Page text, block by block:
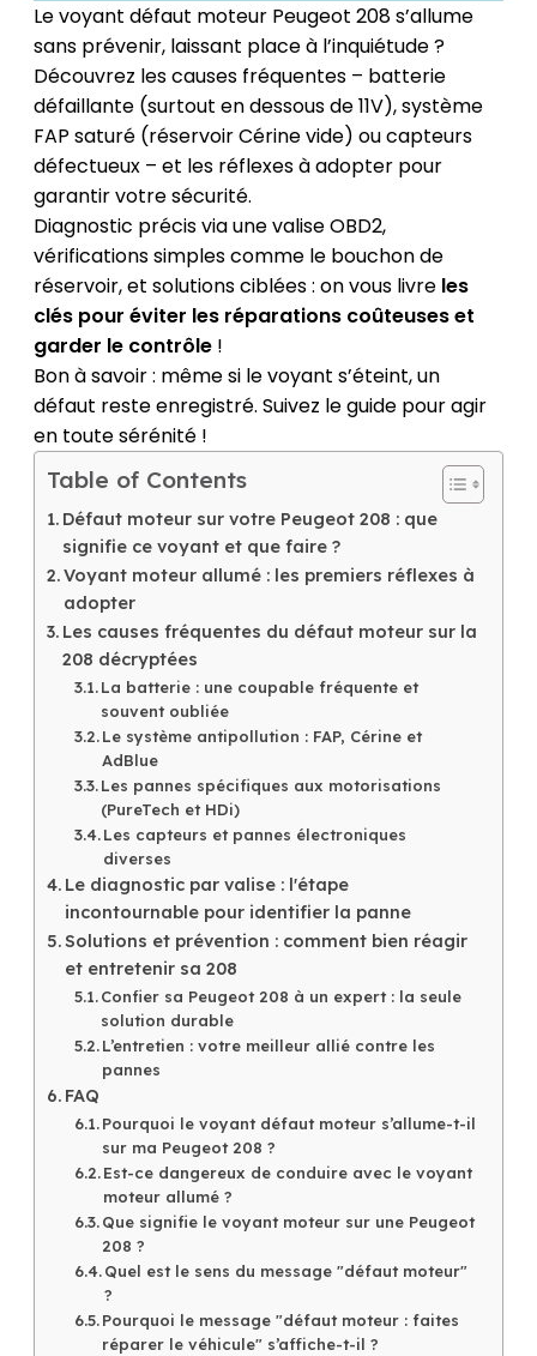
Le voyant défaut moteur Peugeot 208 s’allume
sans prévenir, laissant place à l’inquiétude ?
Découvrez les causes fréquentes – batterie
défaillante (surtout en dessous de 11V), système
FAP saturé (réservoir Cérine vide) ou capteurs
défectueux – et les réflexes à adopter pour
garantir votre sécurité.
Diagnostic précis via une valise OBD2,
vérifications simples comme le bouchon de
réservoir, et solutions ciblées : on vous livre les
clés pour éviter les réparations coûteuses et
garder le contrôle!
Bon à savoir : même si le voyant s’éteint, un
défaut reste enregistré. Suivez le guide pour agir
en toute sérénité !
Table of Contents
Défaut moteur sur votre Peugeot 208 : que
signifie ce voyant et que faire ?
Voyant moteur allumé : les premiers réflexes à
adopter
Les causes fréquentes du défaut moteur sur la
208 décryptées
La batterie : une coupable fréquente et
souvent oubliée
Le système antipollution : FAP, Cérine et
AdBlue
Les pannes spécifiques aux motorisations
(PureTech et HDi)
Les capteurs et pannes électroniques
diverses
Le diagnostic par valise : l'étape
incontournable pour identifier la panne
Solutions et prévention : comment bien réagir
et entretenir sa 208
Confier sa Peugeot 208 à un expert : la seule
solution durable
L’entretien : votre meilleur allié contre les
pannes
FAQ
Pourquoi le voyant défaut moteur s’allume-t-il
sur ma Peugeot 208 ?
Est-ce dangereux de conduire avec le voyant
moteur allumé ?
Que signifie le voyant moteur sur une Peugeot
208 ?
Quel est le sens du message "défaut moteur"
?
Pourquoi le message "défaut moteur : faites
réparer le véhicule" s’affiche-t-il ?